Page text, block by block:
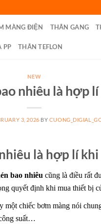
MÀNG ĐIỆN THÂN GANG
PP THÂN TEFLON
NEW
nhiêu là hợp
3, 2026 BY
là hợp lí
bao nhiêu cũng là điều rất
quyết định khi mua thiết bị
một chiếc bơm màng nói
suất…